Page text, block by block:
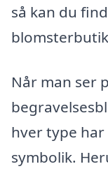
så kan du
Når man ser
hver type
symbolik.